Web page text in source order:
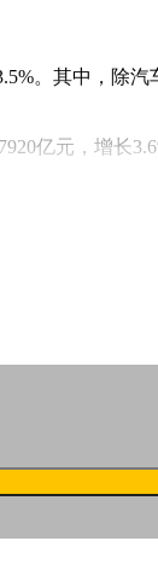
。其中，除
亿元，增长